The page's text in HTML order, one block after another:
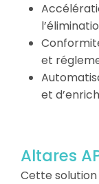
et
et
Altares
Cette